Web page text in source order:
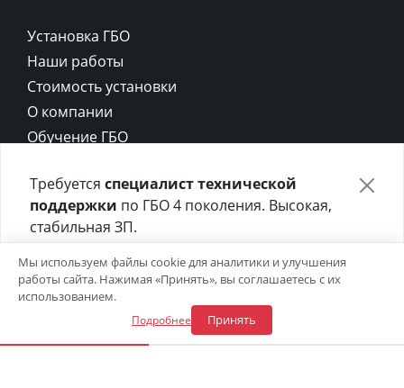
Установка ГБО
Наши работы
Стоимость установки
О компании
Обучение ГБО
Карта сайта
Политика конфиденциальности
Политика cookie
Мы используем файлы cookie для аналитики и улучшения
работы сайта. Нажимая «Принять», вы соглашаетесь с их
использованием.
Подробнее Принять
Требуется специалист технической
поддержки по ГБО 4 поколения. Высокая,
стабильная ЗП.
Отправьте своё резюме в форме ниже 👇
Откликнуться на вакансию